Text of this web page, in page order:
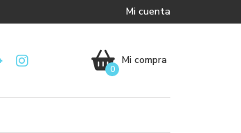
Mi cuenta
Mi compra
0